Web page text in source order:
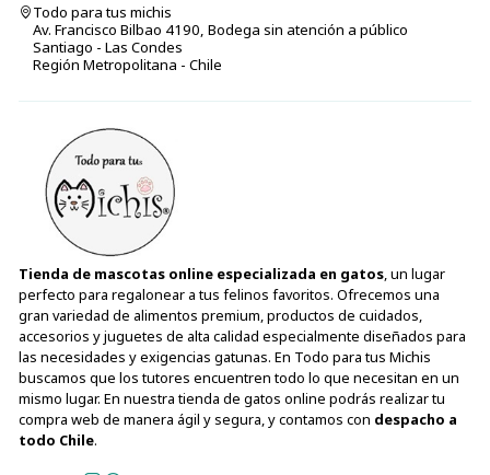
Todo para tus michis
Av. Francisco Bilbao 4190, Bodega sin atención a público
Santiago - Las Condes
Región Metropolitana - Chile
Tienda de mascotas online especializada en gatos, un lugar
perfecto para regalonear a tus felinos favoritos. Ofrecemos una
gran variedad de alimentos premium, productos de cuidados,
accesorios y juguetes de alta calidad especialmente diseñados para
las necesidades y exigencias gatunas. En Todo para tus Michis
buscamos que los tutores encuentren todo lo que necesitan en un
mismo lugar. En nuestra tienda de gatos online podrás realizar tu
compra web de manera ágil y segura, y contamos con despacho a
todo Chile.